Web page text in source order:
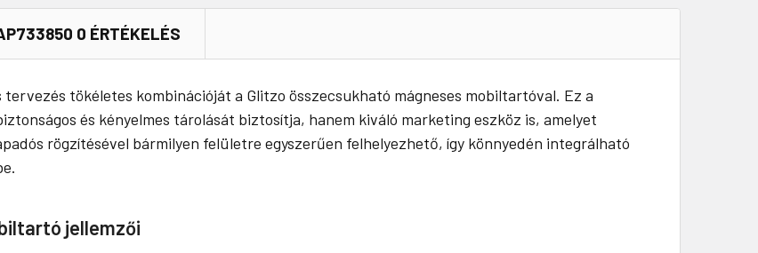
0 ÉRTÉKELÉS
tökéletes kombinációját a Glitzo összecsukható mágneses mobiltartóval. Ez a
és kényelmes tárolását biztosítja, hanem kiváló marketing eszköz is, amelyet
rögzítésével bármilyen felületre egyszerűen felhelyezhető, így könnyedén integrálható
jellemzői